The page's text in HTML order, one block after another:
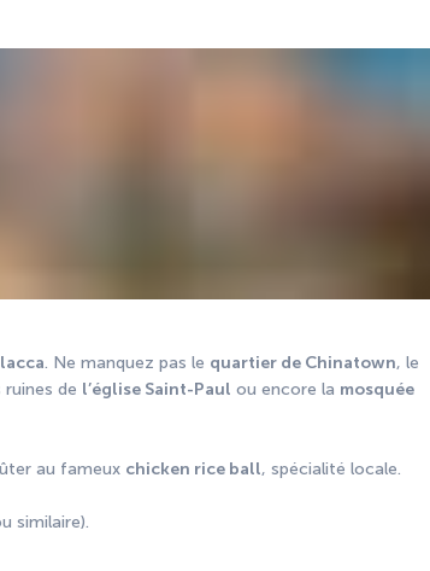
. Ne manquez pas le quartier de Chinatown
ruines de l’église Saint-Paul ou encore la mosquée
au fameux chicken rice ball, spécialité locale.
similaire).